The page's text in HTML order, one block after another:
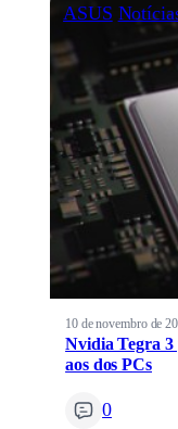
ASUS
10 de novembro de
Nvidia Tegra 3
aos dos PCs
0